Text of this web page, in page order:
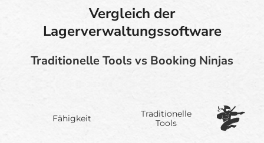
Vergleich der
Lagerverwaltungssoftware
Traditionelle Tools vs Booking Ninjas
Fähigkeit
Traditionelle
Tools